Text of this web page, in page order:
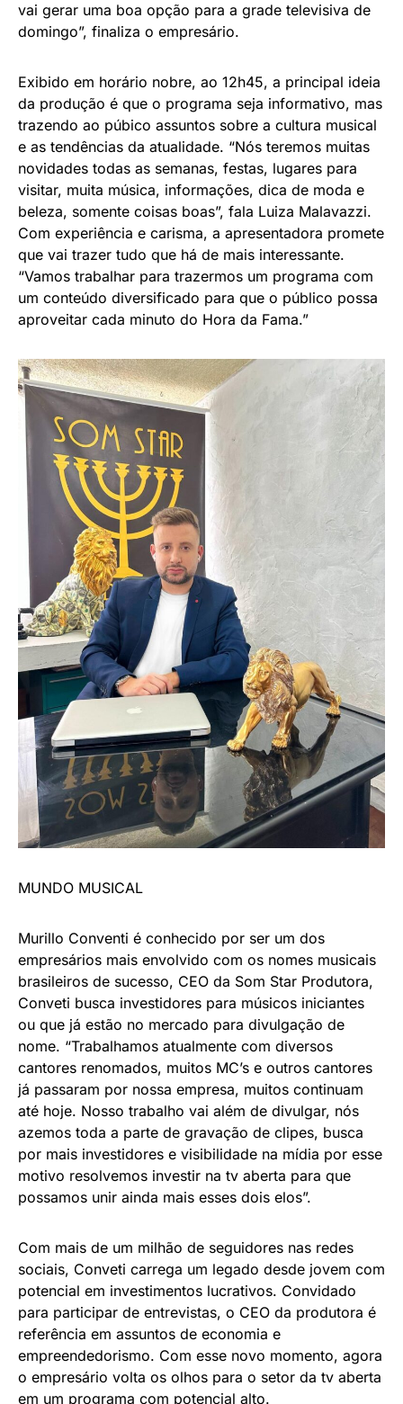
vai gerar uma boa opção para a grade televisiva de
domingo”, finaliza o empresário.
​Exibido em horário nobre, ao 12h45, a principal ideia
da produção é que o programa seja informativo, mas
trazendo ao púbico assuntos sobre a cultura musical
e as tendências da atualidade. “Nós teremos muitas
novidades todas as semanas, festas, lugares para
visitar, muita música, informações, dica de moda e
beleza, somente coisas boas”, fala Luiza Malavazzi.
Com experiência e carisma, a apresentadora promete
que vai trazer tudo que há de mais interessante.
“Vamos trabalhar para trazermos um programa com
um conteúdo diversificado para que o público possa
aproveitar cada minuto do Hora da Fama.”
MUNDO MUSICAL
​Murillo Conventi é conhecido por ser um dos
empresários mais envolvido com os nomes musicais
brasileiros de sucesso, CEO da Som Star Produtora,
Conveti busca investidores para músicos iniciantes
ou que já estão no mercado para divulgação de
nome. “Trabalhamos atualmente com diversos
cantores renomados, muitos MC’s e outros cantores
já passaram por nossa empresa, muitos continuam
até hoje. Nosso trabalho vai além de divulgar, nós
azemos toda a parte de gravação de clipes, busca
por mais investidores e visibilidade na mídia por esse
motivo resolvemos investir na tv aberta para que
possamos unir ainda mais esses dois elos”.
Com mais de um milhão de seguidores nas redes
sociais, Conveti carrega um legado desde jovem com
potencial em investimentos lucrativos. Convidado
para participar de entrevistas, o CEO da produtora é
referência em assuntos de economia e
empreendedorismo. Com esse novo momento, agora
o empresário volta os olhos para o setor da tv aberta
em um programa com potencial alto.